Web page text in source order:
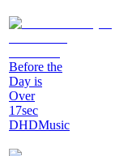
Before the
Day is
Over
17sec
DHDMusic